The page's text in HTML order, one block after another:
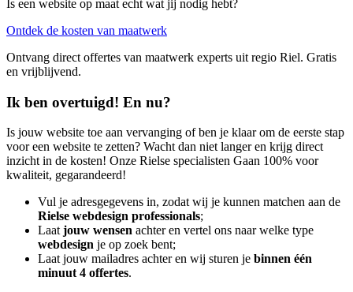
Is een website op maat echt wat jij nodig hebt?
Ontdek de kosten van maatwerk
Ontvang direct offertes van maatwerk experts uit regio Riel. Gratis
en vrijblijvend.
Ik ben overtuigd! En nu?
Is jouw website toe aan vervanging of ben je klaar om de eerste stap
voor een website te zetten? Wacht dan niet langer en krijg direct
inzicht in de kosten! Onze Rielse specialisten Gaan 100% voor
kwaliteit, gegarandeerd!
Vul je adresgegevens in, zodat wij je kunnen matchen aan de
Rielse webdesign professionals;
Laat jouw wensen achter en vertel ons naar welke type
webdesign je op zoek bent;
Laat jouw mailadres achter en wij sturen je binnen één
minuut 4 offertes.